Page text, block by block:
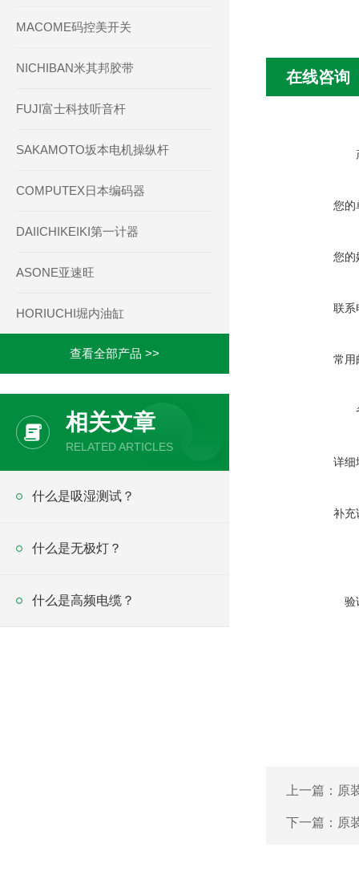
在线咨询
您的
您的
联系
常用
详细
补充
验
上一篇： 原
下一篇： 原
MACOME码控美开关
NICHIBAN米其邦胶带
FUJI富士科技听音杆
SAKAMOTO坂本电机操纵杆
COMPUTEX日本编码器
DAIICHIKEIKI第一计器
ASONE亚速旺
HORIUCHI堀内油缸
查看全部产品 >>
相关文章
RELATED ARTICLES
什么是吸湿测试？
什么是无极灯？
什么是高频电缆？